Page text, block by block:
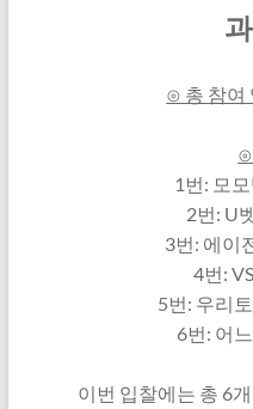
⊙ 총 참여
1번: 모
2번: U
3번: 에이
4번:
5번: 우리
6번: 어
이번 입찰에는 총 6